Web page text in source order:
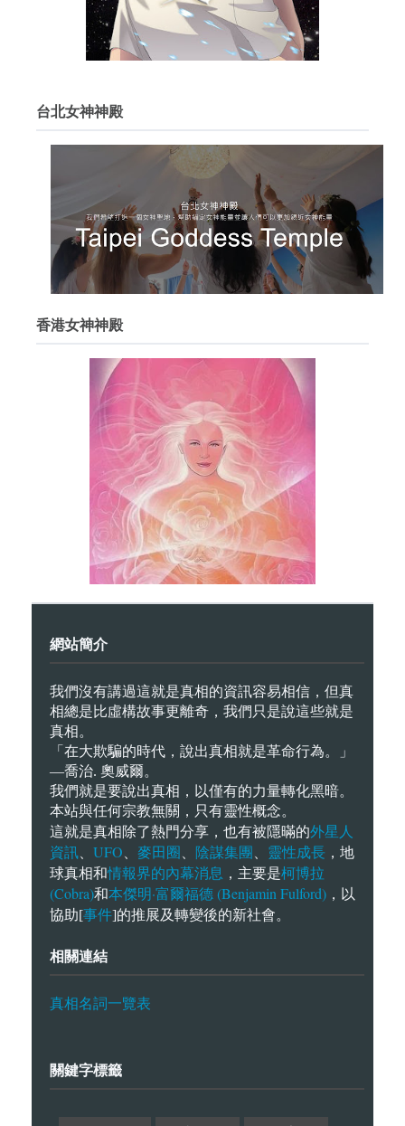
台北女神神殿
香港女神神殿
網站簡介
我們沒有講過這就是真相的資訊容易相信，但真
相總是比虛構故事更離奇，我們只是說這些就是
真相。
「在大欺騙的時代，說出真相就是革命行為。」
—喬治. 奧威爾。
我們就是要說出真相，以僅有的力量轉化黑暗。
本站與任何宗教無關，只有靈性概念。
這就是真相除了熱門分享，也有被隱暪的外星人
資訊
UFO 麥田圈 陰謀集團 靈性成長 ，地
球真相和情報界的內幕消息 ，主要是柯博拉
(Cobra)和本傑明·富爾福德 (Benjamin Fulford) ，以
協助[事件]的推展及轉變後的新社會。
相關連結
真相名詞一覽表
關鍵字標籤